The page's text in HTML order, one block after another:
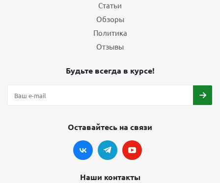
Статьи
Обзоры
Политика
Отзывы
Будьте всегда в курсе!
Оставайтесь на связи
Наши контакты